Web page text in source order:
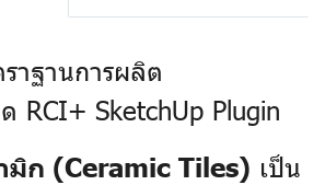
าฐานการผลิต
RCI+ SketchUp Plugin
มิก (Ceramic Tiles) เป็น